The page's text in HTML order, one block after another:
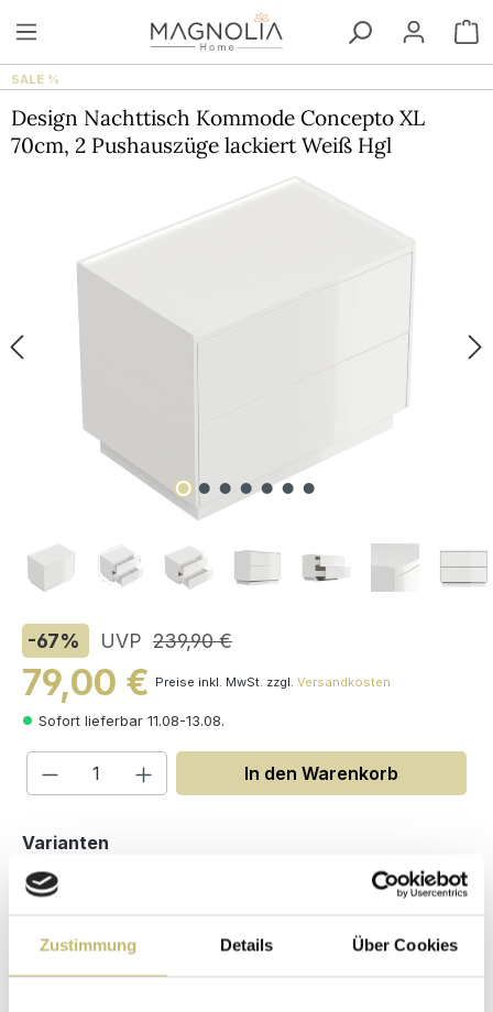
Zustimmung Details Über Cookies
Zum Hauptinhalt springen
SALE %
Design Nachttisch Kommode Concepto XL
70cm, 2 Pushauszüge lackiert Weiß Hgl
-67% UVP 239,90 €
79,00 € Preise inkl. MwSt. zzgl. Versandkosten
Sofort lieferbar 11.08-13.08.
Produkt Anzahl: Gib den
In den Warenkorb
Varianten
Maße (H/B/T): 53 / 70 / 45 cm